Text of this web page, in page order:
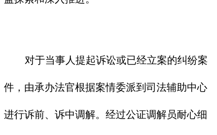
对于当事人提起诉讼或已经立案的纠纷案
件，由承办法官根据案情委派到司法辅助中心
进行诉前、诉中调解。经过公证调解员耐心细